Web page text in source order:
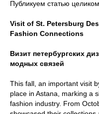
Публикуем статью
Visit of St. Petersburg
Fashion Connections
Визит петербургских
модных связей
This fall, an important visit
place in Astana, marking a
fashion industry. From